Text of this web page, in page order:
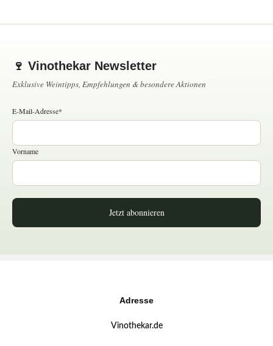
🍷 Vinothekar Newsletter
Exklusive Weintipps, Empfehlungen & besondere Aktionen
E-Mail-Adresse*
Vorname
Jetzt abonnieren
Adresse
Vinothekar.de